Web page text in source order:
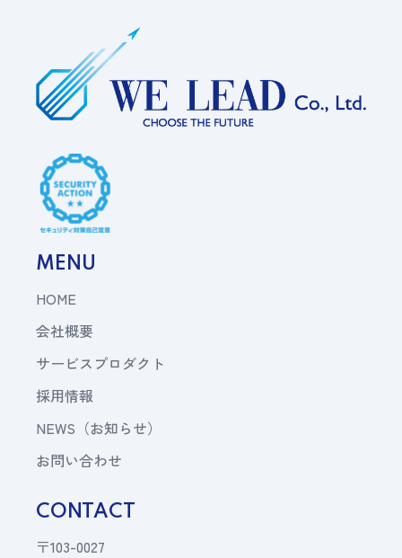
MENU
HOME
会社概要
サービスプロダクト
採用情報
NEWS（お知らせ）
お問い合わせ
CONTACT
〒103-0027